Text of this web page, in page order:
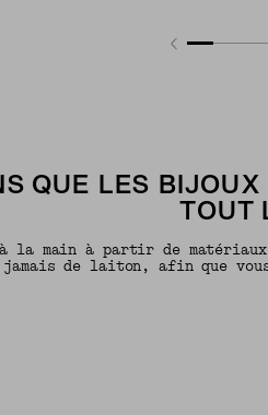
QUE LES
la main à partir de
jamais de laiton, afin que